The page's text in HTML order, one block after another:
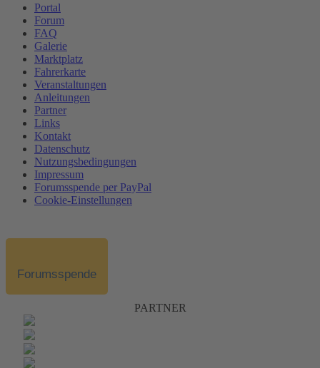
Portal
Forum
FAQ
Galerie
Marktplatz
Fahrerkarte
Veranstaltungen
Anleitungen
Partner
Links
Kontakt
Datenschutz
Nutzungsbedingungen
Impressum
Forumsspende per PayPal
Cookie-Einstellungen
Forumsspende
PARTNER